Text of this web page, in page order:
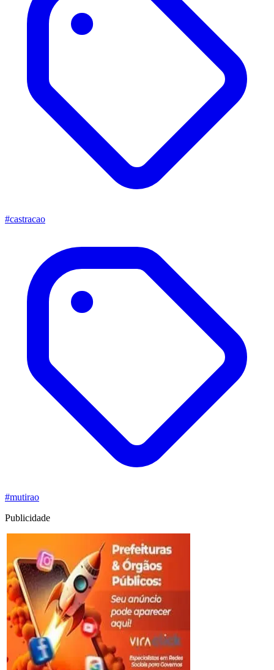
#castracao
#mutirao
Publicidade